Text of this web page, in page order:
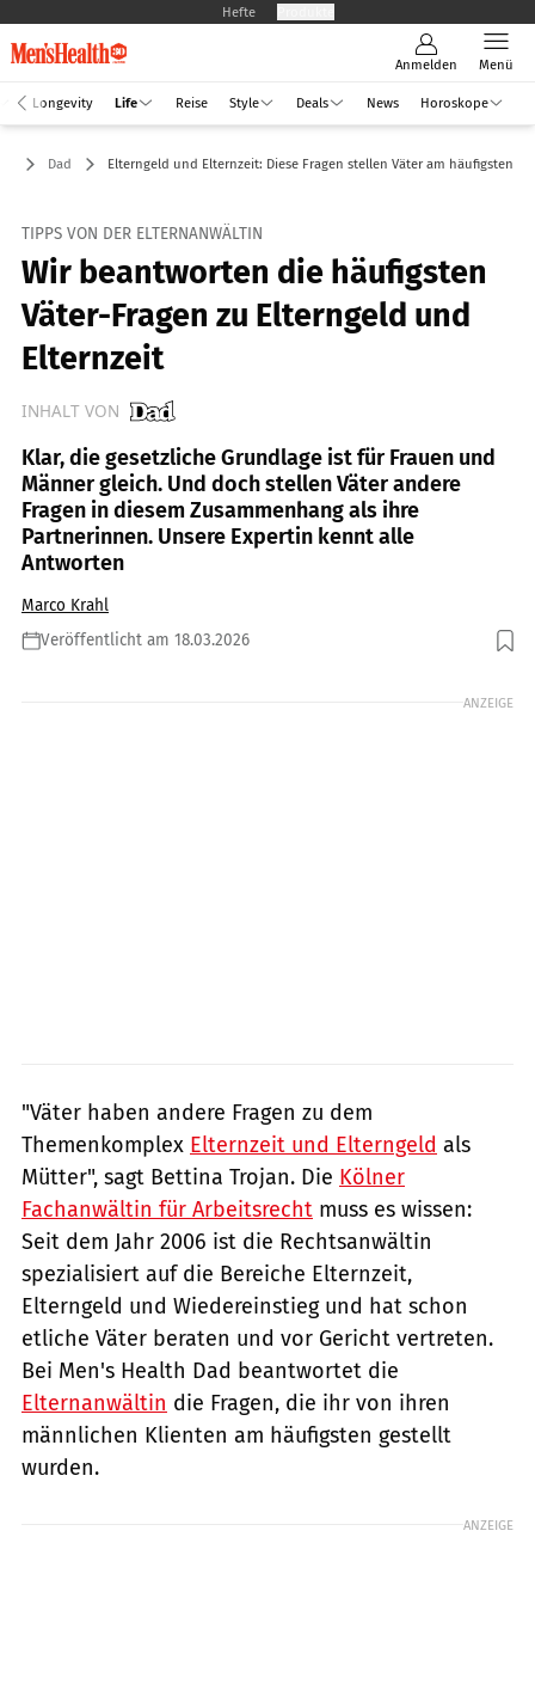
Hefte
Anmelden Menü
Longevity Life Reise Style Deals News Horoskope
Dad Elterngeld und Elternzeit: Diese Fragen stellen Väter am häufigsten
TIPPS VON DER ELTERNANWÄLTIN
Wir beantworten die häufigsten
Väter-Fragen zu Elterngeld und
Elternzeit
INHALT VON
Klar, die gesetzliche Grundlage ist für Frauen und
Männer gleich. Und doch stellen Väter andere
Fragen in diesem Zusammenhang als ihre
Partnerinnen. Unsere Expertin kennt alle
Antworten
Marco Krahl
Veröffentlicht am 18.03.2026
Foto: Getty Images / Ariel Skelley
ANZEIGE
"Väter haben andere Fragen zu dem
Themenkomplex Elternzeit und Elterngeld als
Mütter", sagt Bettina Trojan. Die Kölner
Fachanwältin für Arbeitsrecht muss es wissen:
Seit dem Jahr 2006 ist die Rechtsanwältin
spezialisiert auf die Bereiche Elternzeit,
Elterngeld und Wiedereinstieg und hat schon
etliche Väter beraten und vor Gericht vertreten.
Bei Men's Health Dad beantwortet die
Elternanwältin die Fragen, die ihr von ihren
männlichen Klienten am häufigsten gestellt
wurden.
ANZEIGE